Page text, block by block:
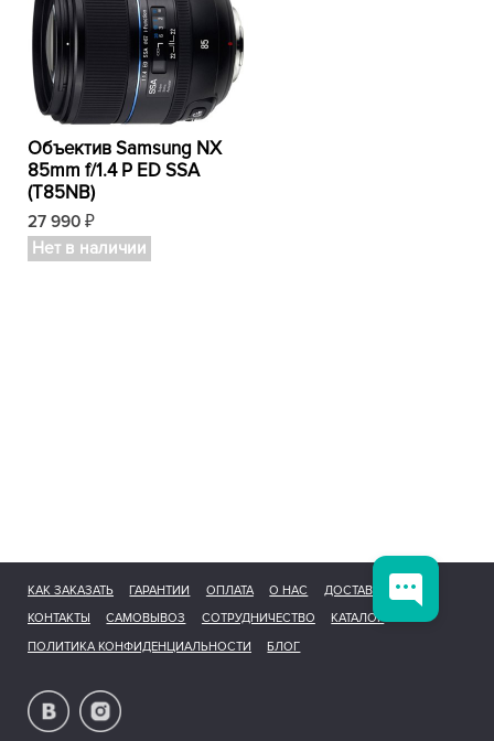
Объектив Samsung NX
85mm f/1.4 P ED SSA
(T85NB)
27 990 ₽
Нет в наличии
КАК ЗАКАЗАТЬ ГАРАНТИИ ОПЛАТА О НАС
ДОСТАВКА
КОНТАКТЫ
САМОВЫВОЗ СОТРУДНИЧЕСТВО
КАТАЛОГ
ПОЛИТИКА КОНФИДЕНЦИАЛЬНОСТИ
БЛОГ